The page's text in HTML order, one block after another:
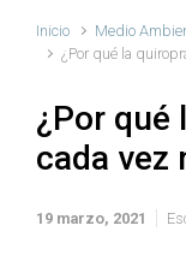
Inicio
Medio
¿Por qué la
¿Por qué
cada vez
19 marzo, 2021